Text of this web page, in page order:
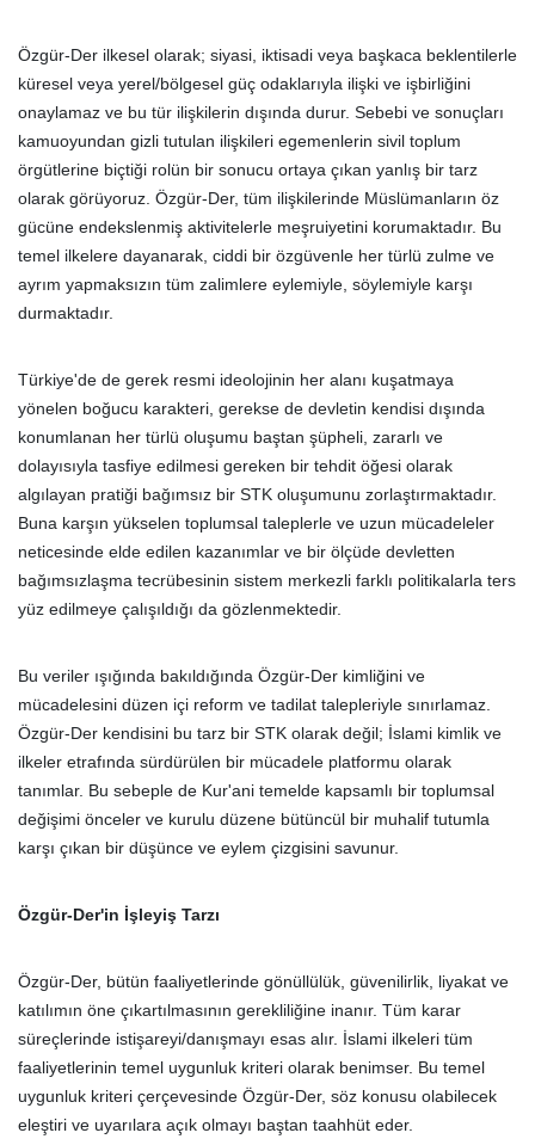
Özgür-Der ilkesel olarak; siyasi, iktisadi veya başkaca beklentilerle
küresel veya yerel/bölgesel güç odaklarıyla ilişki ve işbirliğini
onaylamaz ve bu tür ilişkilerin dışında durur. Sebebi ve sonuçları
kamuoyundan gizli tutulan ilişkileri egemenlerin sivil toplum
örgütlerine biçtiği rolün bir sonucu ortaya çıkan yanlış bir tarz
olarak görüyoruz. Özgür-Der, tüm ilişkilerinde Müslümanların öz
gücüne endekslenmiş aktivitelerle meşruiyetini korumaktadır. Bu
temel ilkelere dayanarak, ciddi bir özgüvenle her türlü zulme ve
ayrım yapmaksızın tüm zalimlere eylemiyle, söylemiyle karşı
durmaktadır.
Türkiye'de de gerek resmi ideolojinin her alanı kuşatmaya
yönelen boğucu karakteri, gerekse de devletin kendisi dışında
konumlanan her türlü oluşumu baştan şüpheli, zararlı ve
dolayısıyla tasfiye edilmesi gereken bir tehdit öğesi olarak
algılayan pratiği bağımsız bir STK oluşumunu zorlaştırmaktadır.
Buna karşın yükselen toplumsal taleplerle ve uzun mücadeleler
neticesinde elde edilen kazanımlar ve bir ölçüde devletten
bağımsızlaşma tecrübesinin sistem merkezli farklı politikalarla ters
yüz edilmeye çalışıldığı da gözlenmektedir.
Bu veriler ışığında bakıldığında Özgür-Der kimliğini ve
mücadelesini düzen içi reform ve tadilat talepleriyle sınırlamaz.
Özgür-Der kendisini bu tarz bir STK olarak değil; İslami kimlik ve
ilkeler etrafında sürdürülen bir mücadele platformu olarak
tanımlar. Bu sebeple de Kur'ani temelde kapsamlı bir toplumsal
değişimi önceler ve kurulu düzene bütüncül bir muhalif tutumla
karşı çıkan bir düşünce ve eylem çizgisini savunur.
Özgür-Der'in İşleyiş Tarzı
Özgür-Der, bütün faaliyetlerinde gönüllülük, güvenilirlik, liyakat ve
katılımın öne çıkartılmasının gerekliliğine inanır. Tüm karar
süreçlerinde istişareyi/danışmayı esas alır. İslami ilkeleri tüm
faaliyetlerinin temel uygunluk kriteri olarak benimser. Bu temel
uygunluk kriteri çerçevesinde Özgür-Der, söz konusu olabilecek
eleştiri ve uyarılara açık olmayı baştan taahhüt eder.